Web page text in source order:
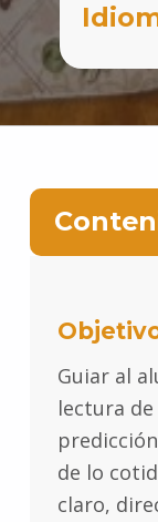
Guiar al
lectura
de lo
claro,